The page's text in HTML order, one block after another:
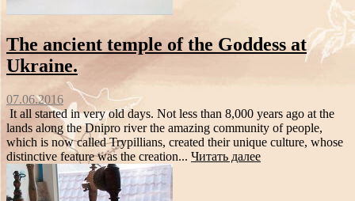
The ancient temple of the Goddess at
Ukraine.
07.06.2016
It all started in very old days. Not less than 8,000 years ago at the
lands along the Dnipro river the amazing community of people,
which is now called Trypillians, created their unique culture, whose
distinctive feature was the creation... Читать далее